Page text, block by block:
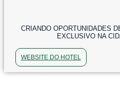
CRIANDO OPORTUNIDADES
EXCLUSIVO NA
WEBSITE DO HOTEL